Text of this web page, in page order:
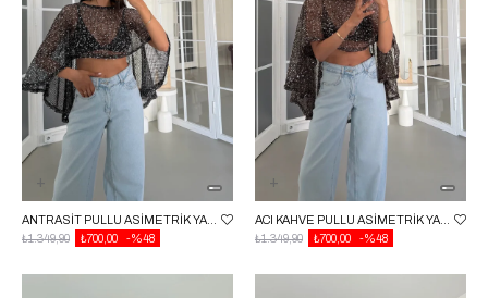
%48
₺700,00
₺1.349,90
%48
₺700,00
₺1.349,90